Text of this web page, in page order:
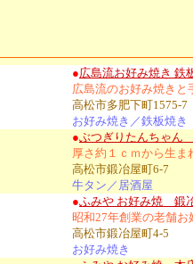
●広島流お好み焼き
広島流のお好み焼きと
高松市多肥下町1575-7
お好み焼き／鉄板焼き
●ぶつぎりたんちゃん
厚さ約１ｃｍから生ま
高松市鍛冶屋町6-7
牛タン／居酒屋
●ふみや お好み焼 鍛
昭和27年創業の老舗お
高松市鍛冶屋町4-5
お好み焼き